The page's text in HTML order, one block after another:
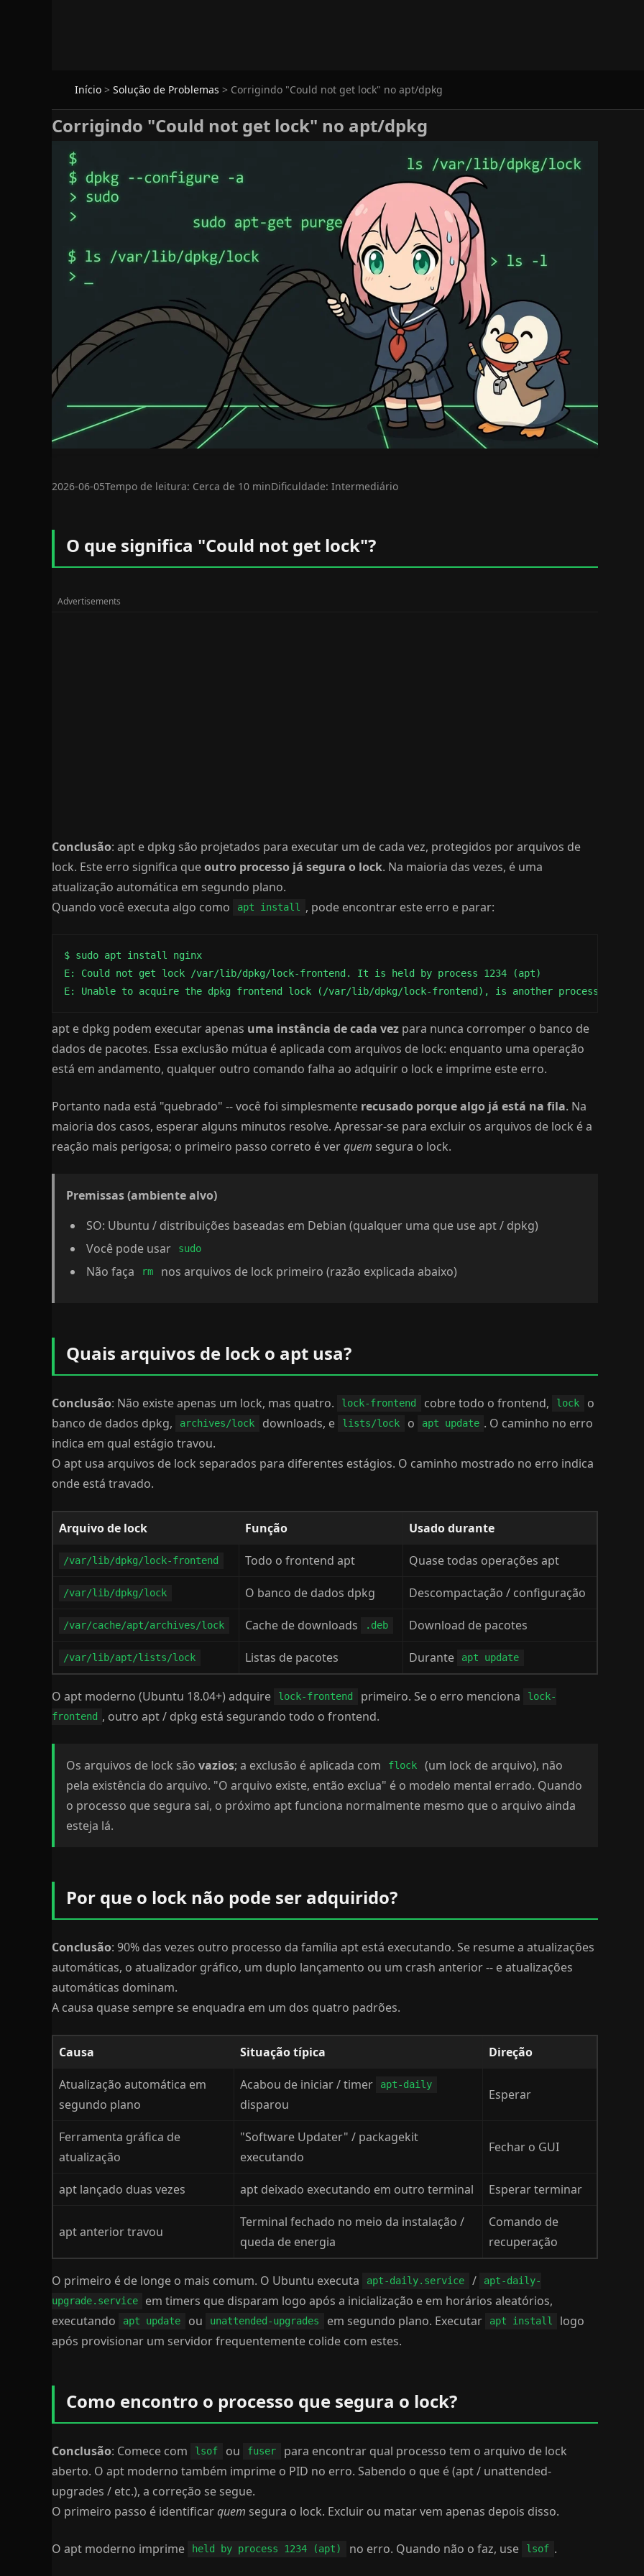
Início > Solução de Problemas > Corrigindo "Could not get lock" no apt/dpkg
Corrigindo "Could not get lock" no apt/dpkg
2026-06-05Tempo de leitura: Cerca de 10 minDificuldade: Intermediário
O que significa "Could not get lock"?
Conclusão: apt e dpkg são projetados para executar um de cada vez, protegidos por arquivos de
lock. Este erro significa queoutro processo já segura o lock. Na maioria das vezes, é uma
atualização automática em segundo plano.
Quando você executa algo como
apt install , pode encontrar este erro e parar:
$ sudo apt install nginx
E: Could not get lock /var/lib/dpkg/lock-frontend. It is held by process 1234 (apt)
E: Unable to acquire the dpkg frontend lock (/var/lib/dpkg/lock-frontend), is another process using
apt e dpkg podem executar apenas uma instância de cada vez para nunca corromper o banco de
dados de pacotes. Essa exclusão mútua é aplicada com arquivos de lock: enquanto uma operação
está em andamento, qualquer outro comando falha ao adquirir o lock e imprime este erro.
Portanto nada está "quebrado" -- você foi simplesmente recusado porque algo já está na fila. Na
maioria dos casos, esperar alguns minutos resolve. Apressar-se para excluir os arquivos de lock é a
reação mais perigosa; o primeiro passo correto é verquem segura o lock.
Premissas (ambiente alvo)
SO: Ubuntu / distribuições baseadas em Debian (qualquer uma que use apt / dpkg)
Você pode usar
sudo
Não faça rm nos arquivos de lock primeiro (razão explicada abaixo)
Quais arquivos de lock o apt usa?
Conclusão: Não existe apenas um lock, mas quatro. lock-frontend cobre todo o frontend, lock
o
banco de dados dpkg,
archives/lock downloads, e lists/lock o apt update . O caminho no erro
indica em qual estágio travou.
O apt usa arquivos de lock separados para diferentes estágios. O caminho mostrado no erro indica
onde está travado.
Arquivo de lock Função Usado durante
/var/lib/dpkg/lock-frontend Todo o frontend apt Quase todas operações apt
/var/lib/dpkg/lock O banco de dados dpkg Descompactação / configuração
/var/cache/apt/archives/lock Cache de downloads .deb Download de pacotes
/var/lib/apt/lists/lock Listas de pacotes Durante apt update
O apt moderno (Ubuntu 18.04+) adquire lock-frontend primeiro. Se o erro menciona
lock-
frontend , outro apt / dpkg está segurando todo o frontend.
Os arquivos de lock são vazios; a exclusão é aplicada com flock
(um lock de arquivo), não
pela existência do arquivo. "O arquivo existe, então exclua" é o modelo mental errado. Quando
o processo que segura sai, o próximo apt funciona normalmente mesmo que o arquivo ainda
esteja lá.
Por que o lock não pode ser adquirido?
Conclusão: 90% das vezes outro processo da família apt está executando. Se resume a atualizações
automáticas, o atualizador gráfico, um duplo lançamento ou um crash anterior -- e atualizações
automáticas dominam.
A causa quase sempre se enquadra em um dos quatro padrões.
Causa Situação típica Direção
Atualização automática em
segundo plano
Acabou de iniciar / timer apt-daily
disparou
Esperar
Ferramenta gráfica de
atualização
"Software Updater" / packagekit
executando
Fechar o GUI
apt lançado duas vezes apt deixado executando em outro terminal Esperar terminar
apt anterior travou
Terminal fechado no meio da instalação /
queda de energia
Comando de
recuperação
O primeiro é de longe o mais comum. O Ubuntu executa apt-daily.service /
apt-daily-
upgrade.service
em timers que disparam logo após a inicialização e em horários aleatórios,
executando
apt update ou unattended-upgrades em segundo plano. Executar apt install
logo
após provisionar um servidor frequentemente colide com estes.
Como encontro o processo que segura o lock?
Conclusão: Comece com lsof ou fuser
para encontrar qual processo tem o arquivo de lock
aberto. O apt moderno também imprime o PID no erro. Sabendo o que é (apt / unattended-
upgrades / etc.), a correção se segue.
O primeiro passo é identificarquem segura o lock. Excluir ou matar vem apenas depois disso.
O apt moderno imprime held by process 1234 (apt) no erro. Quando não o faz, use lsof .